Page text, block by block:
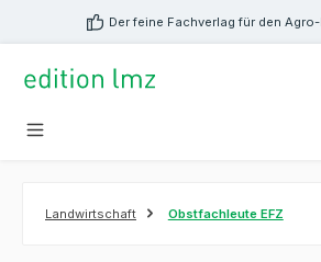
springen Der feine Fachverlag für den
Landwirtschaft Obstfachleute EFZ